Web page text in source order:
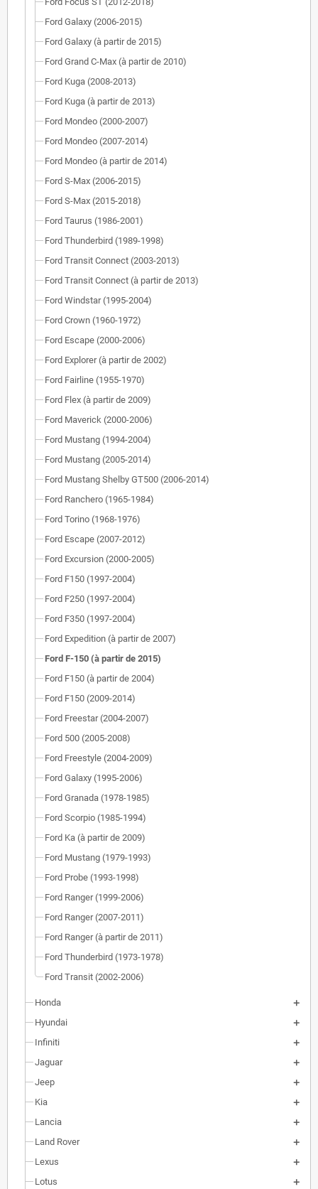
Ford Galaxy (2006-2015)
Ford Galaxy (à partir de 2015)
Ford Grand C-Max (à partir de 2010)
Ford Kuga (2008-2013)
Ford Kuga (à partir de 2013)
Ford Mondeo (2000-2007)
Ford Mondeo (2007-2014)
Ford Mondeo (à partir de 2014)
Ford S-Max (2006-2015)
Ford S-Max (2015-2018)
Ford Taurus (1986-2001)
Ford Thunderbird (1989-1998)
Ford Transit Connect (2003-2013)
Ford Transit Connect (à partir de 2013)
Ford Windstar (1995-2004)
Ford Crown (1960-1972)
Ford Escape (2000-2006)
Ford Explorer (à partir de 2002)
Ford Fairline (1955-1970)
Ford Flex (à partir de 2009)
Ford Maverick (2000-2006)
Ford Mustang (1994-2004)
Ford Mustang (2005-2014)
Ford Mustang Shelby GT500 (2006-2014)
Ford Ranchero (1965-1984)
Ford Torino (1968-1976)
Ford Escape (2007-2012)
Ford Excursion (2000-2005)
Ford F150 (1997-2004)
Ford F250 (1997-2004)
Ford F350 (1997-2004)
Ford Expedition (à partir de 2007)
Ford F-150 (à partir de 2015)
Ford F150 (à partir de 2004)
Ford F150 (2009-2014)
Ford Freestar (2004-2007)
Ford 500 (2005-2008)
Ford Freestyle (2004-2009)
Ford Galaxy (1995-2006)
Ford Granada (1978-1985)
Ford Scorpio (1985-1994)
Ford Ka (à partir de 2009)
Ford Mustang (1979-1993)
Ford Probe (1993-1998)
Ford Ranger (1999-2006)
Ford Ranger (2007-2011)
Ford Ranger (à partir de 2011)
Ford Thunderbird (1973-1978)
Ford Transit (2002-2006)
Honda
Hyundai
Infiniti
Jaguar
Jeep
Kia
Lancia
Land Rover
Lexus
Lotus